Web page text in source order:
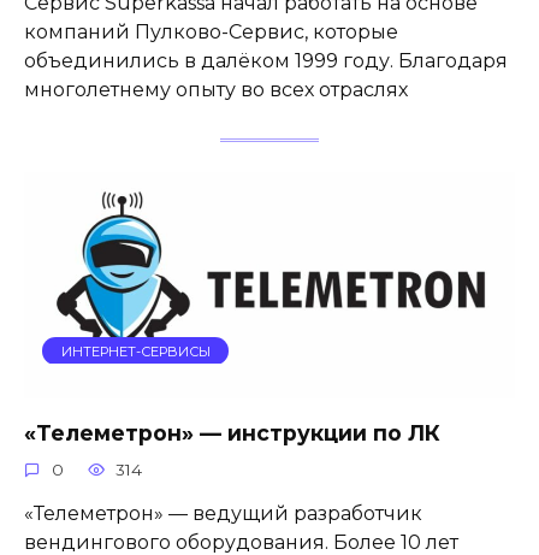
компаний Пулково-Сервис, которые
объединились в далёком 1999 году. Благодаря
многолетнему опыту во всех отраслях
ИНТЕРНЕТ-СЕРВИСЫ
«Телеметрон» — инструкции по ЛК
0 314
«Телеметрон» — ведущий разработчик
вендингового оборудования. Более 10 лет